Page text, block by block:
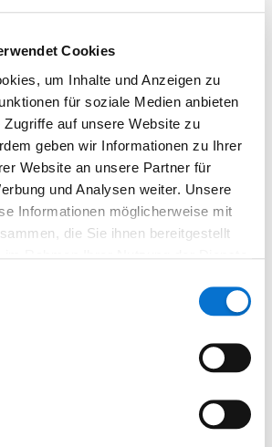
Cookies
um Inhalte und Anzeigen zu
für soziale Medien anbieten
auf unsere Website zu
geben wir Informationen zu Ihrer
Website an unsere Partner für
und Analysen weiter. Unsere
Informationen möglicherweise mit
die Sie ihnen bereitgestellt
zur Nutzung Ihres
2025